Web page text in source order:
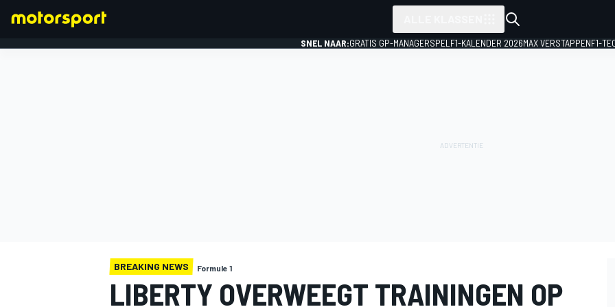
SNEL NAAR:GRATIS GP-MANAGERSPEL F1-KALENDER 2026MAX VERSTAPPENF1-
BREAKING NEWS Formule 1
LIBERTY OVERWEEGT TRAININGEN OP